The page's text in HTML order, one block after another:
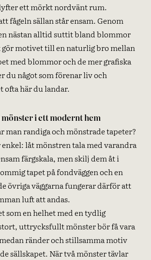
ett mörkt nordvänt rum.
fågeln sällan står ensam. Genom
nästan alltid suttit bland blommor
motivet till en naturlig bro mellan
med blommor och de mer grafiska
du något som förenar liv och
ofta här du landar.
i ett modernt hem
man randiga och mönstrade tapeter?
låt mönstren tala med varandra
färgskala, men skilj dem åt i
tapet på fondväggen och en
övriga väggarna fungerar därför att
luft att andas.
som en helhet med en tydlig
uttrycksfullt mönster bör få vara
ränder och stillsamma motiv
sällskapet. När två mönster tävlar